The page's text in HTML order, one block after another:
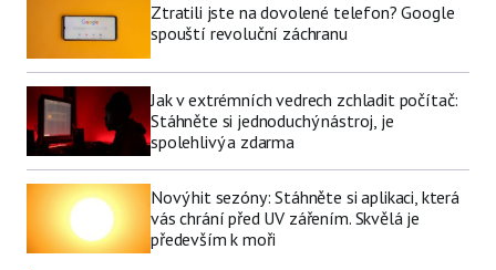
Ztratili jste na dovolené telefon? Google
spouští revoluční záchranu
Jak v extrémních vedrech zchladit počítač:
Stáhněte si jednoduchý nástroj, je
spolehlivý a zdarma
Nový hit sezóny: Stáhněte si aplikaci, která
vás chrání před UV zářením. Skvělá je
především k moři